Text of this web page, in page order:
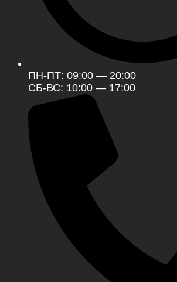
ПН-ПТ: 09:00 — 20:00
СБ-ВС: 10:00 — 17:00